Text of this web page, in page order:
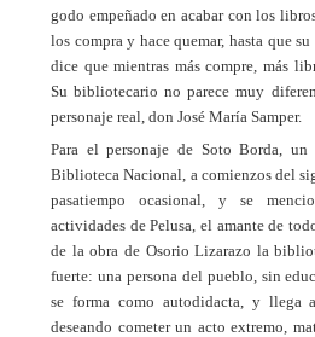
godo empeñado en acabar con los
los compra y hace quemar, hasta que
dice que mientras más compre, más
Su bibliotecario no parece muy
personaje real, don José María Samper.
Para el personaje de Soto Borda,
Biblioteca Nacional, a comienzos del
pasatiempo ocasional, y se
actividades de Pelusa, el amante de
de la obra de Osorio Lizarazo la
fuerte: una persona del pueblo, sin
se forma como autodidacta, y llega
deseando cometer un acto extremo,